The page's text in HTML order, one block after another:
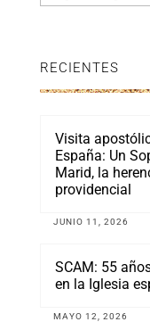
RECIENTES
Visita
España: Un
Marid, la
providencial
JUNIO 11, 2026
SCAM: 55
en la Iglesia
MAYO 12, 2026